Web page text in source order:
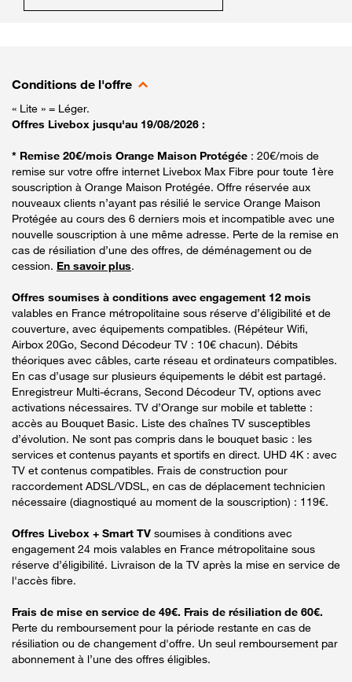
Conditions de l'offre
« Lite » = Léger.
Offres Livebox jusqu'au 19/08/2026 :
* Remise 20€/mois Orange Maison Protégée : 20€/mois de
remise sur votre offre internet Livebox Max Fibre pour toute 1ère
souscription à Orange Maison Protégée. Offre réservée aux
nouveaux clients n’ayant pas résilié le service Orange Maison
Protégée au cours des 6 derniers mois et incompatible avec une
nouvelle souscription à une même adresse. Perte de la remise en
cas de résiliation d’une des offres, de déménagement ou de
cession. En savoir plus.
Offres soumises à conditions avec engagement 12 mois
valables en France métropolitaine sous réserve d’éligibilité et de
couverture, avec équipements compatibles. (Répéteur Wifi,
Airbox 20Go, Second Décodeur TV : 10€ chacun). Débits
théoriques avec câbles, carte réseau et ordinateurs compatibles.
En cas d’usage sur plusieurs équipements le débit est partagé.
Enregistreur Multi-écrans, Second Décodeur TV, options avec
activations nécessaires. TV d’Orange sur mobile et tablette :
accès au Bouquet Basic. Liste des chaînes TV susceptibles
d’évolution. Ne sont pas compris dans le bouquet basic : les
services et contenus payants et sportifs en direct. UHD 4K : avec
TV et contenus compatibles. Frais de construction pour
raccordement ADSL/VDSL, en cas de déplacement technicien
nécessaire (diagnostiqué au moment de la souscription) : 119€.
Offres Livebox + Smart TV soumises à conditions avec
engagement 24 mois valables en France métropolitaine sous
réserve d’éligibilité. Livraison de la TV après la mise en service de
l'accès fibre.
Frais de mise en service de 49€. Frais de résiliation de 60€.
Perte du remboursement pour la période restante en cas de
résiliation ou de changement d'offre. Un seul remboursement par
abonnement à l’une des offres éligibles.